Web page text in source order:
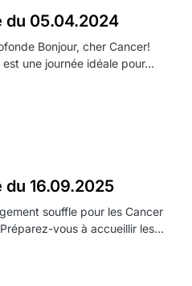
du 05.04.2024
Bonjour, cher Cancer!
une journée idéale pour…
16.09.2025
souffle pour les Cancer
vous à accueillir les…